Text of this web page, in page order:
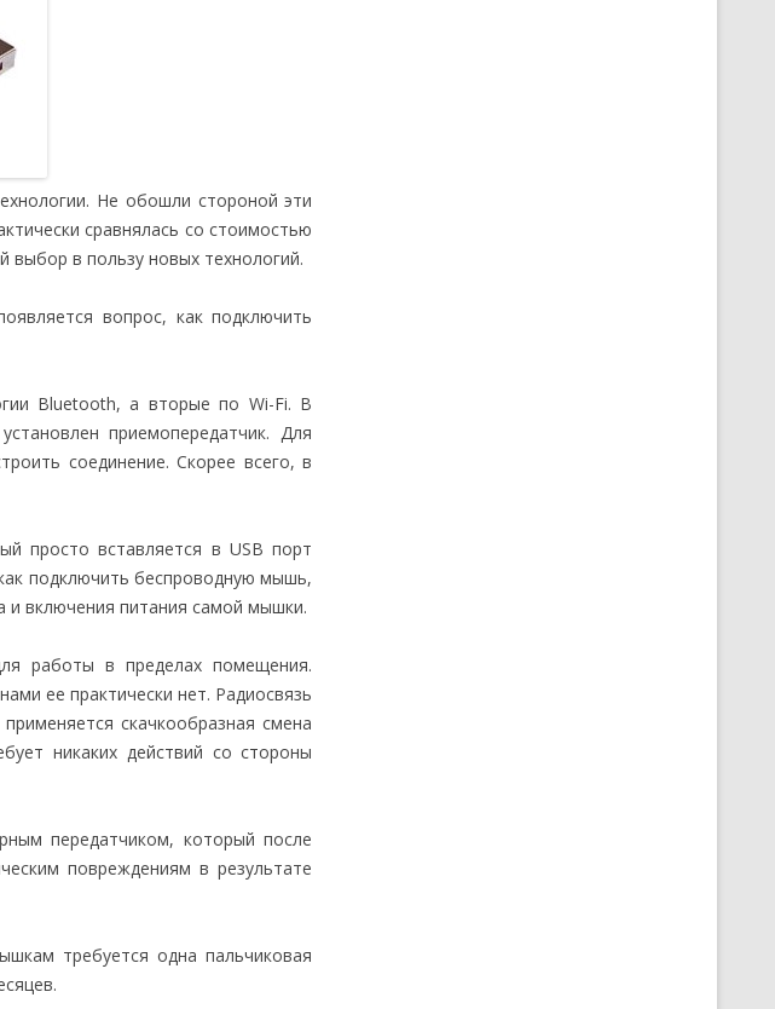
Не обошли стороной эти
сравнялась со стоимостью
в пользу новых технологий.
вопрос, как подключить
Bluetooth, а вторые по Wi-Fi. В
приемопередатчик. Для
соединение. Скорее всего, в
просто вставляется в USB порт
подключить беспроводную мышь,
и включения питания самой мышки.
работы в пределах помещения.
ее практически нет. Радиосвязь
скачкообразная смена
никаких действий со стороны
передатчиком, который после
повреждениям в результате
требуется одна пальчиковая